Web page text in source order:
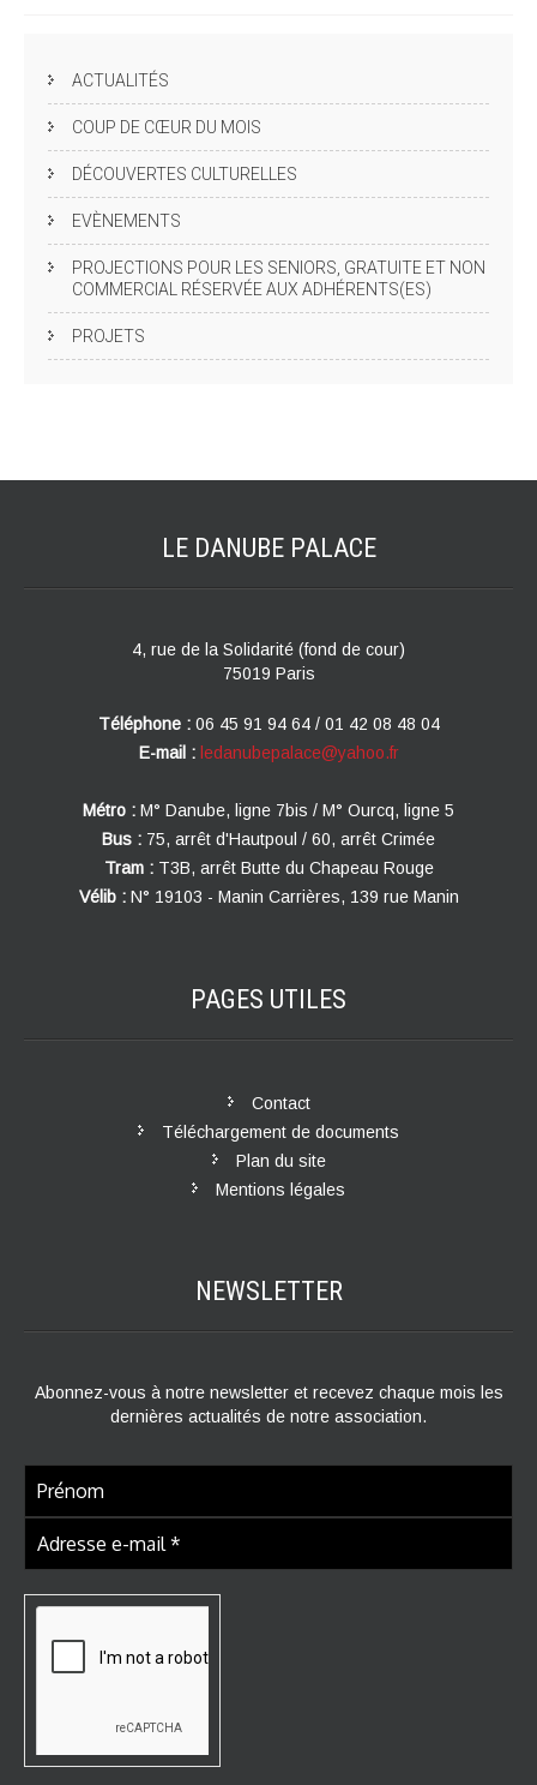
ACTUALITÉS
COUP DE CŒUR DU MOIS
DÉCOUVERTES CULTURELLES
EVÈNEMENTS
PROJECTIONS POUR LES SENIORS, GRATUITE ET NON
COMMERCIAL RÉSERVÉE AUX ADHÉRENTS(ES)
PROJETS
LE DANUBE PALACE
4, rue de la Solidarité (fond de cour)
75019 Paris
Téléphone : 06 45 91 94 64 / 01 42 08 48 04
E-mail : ledanubepalace@yahoo.fr
Métro : M° Danube, ligne 7bis / M° Ourcq, ligne 5
Bus : 75, arrêt d'Hautpoul / 60, arrêt Crimée
Tram : T3B, arrêt Butte du Chapeau Rouge
Vélib : N° 19103 - Manin Carrières, 139 rue Manin
PAGES UTILES
Contact
Téléchargement de documents
Plan du site
Mentions légales
NEWSLETTER
Abonnez-vous à notre newsletter et recevez chaque mois les
dernières actualités de notre association.